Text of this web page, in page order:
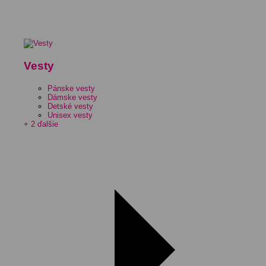
Vesty
Pánske vesty
Dámske vesty
Detské vesty
Unisex vesty
+ 2 ďalšie